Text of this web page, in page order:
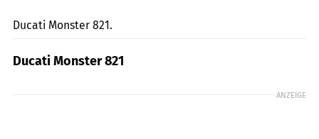
Ducati Monster 821.
Ducati Monster 821
ANZEIGE